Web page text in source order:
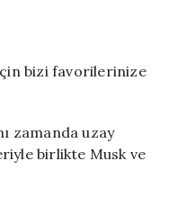
bizi favorilerinize
zamanda uzay
birlikte Musk ve